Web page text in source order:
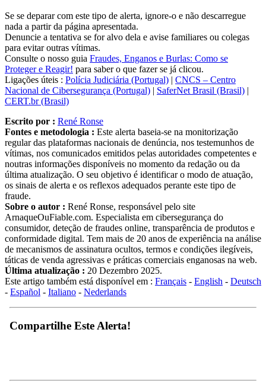
Se se deparar com este tipo de alerta, ignore-o e não descarregue
nada a partir da página apresentada.
Denuncie a tentativa se for alvo dela e avise familiares ou colegas
para evitar outras vítimas.
Consulte o nosso guia Fraudes, Enganos e Burlas: Como se
Proteger e Reagir! para saber o que fazer se já clicou.
Ligações úteis : Polícia Judiciária (Portugal) | CNCS – Centro
Nacional de Cibersegurança (Portugal) | SaferNet Brasil (Brasil) |
CERT.br (Brasil)
Escrito por : René Ronse
Fontes e metodologia : Este alerta baseia-se na monitorização
regular das plataformas nacionais de denúncia, nos testemunhos de
vítimas, nos comunicados emitidos pelas autoridades competentes e
noutras informações disponíveis no momento da redação ou da
última atualização. O seu objetivo é identificar o modo de atuação,
os sinais de alerta e os reflexos adequados perante este tipo de
fraude.
Sobre o autor : René Ronse, responsável pelo site
ArnaqueOuFiable.com. Especialista em cibersegurança do
consumidor, deteção de fraudes online, transparência de produtos e
conformidade digital. Tem mais de 20 anos de experiência na análise
de mecanismos de assinatura ocultos, termos e condições ilegíveis,
táticas de venda agressivas e práticas comerciais enganosas na web.
Última atualização : 20 Dezembro 2025.
Este artigo também está disponível em : Français - English - Deutsch
- Español - Italiano - Nederlands
Compartilhe Este Alerta!